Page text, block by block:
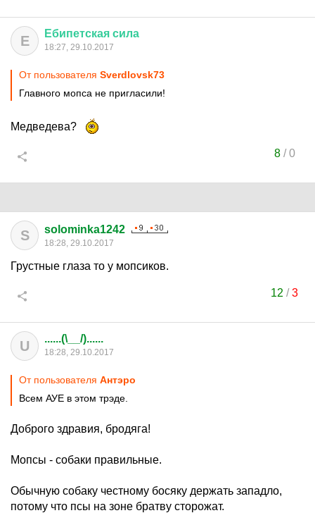
Е Ебипетская сила
18:27, 29.10.2017
От пользователя Sverdlovsk73
Главного мопса не пригласили!
Медведева?
8/0
S solominka1242
18:28, 29.10.2017
Грустные глаза то у мопсиков.
12 /3
U ......(\__/)......
18:28, 29.10.2017
От пользователя Антэро
Всем АУЕ в этом трэде.
Доброго здравия, бродяга!
Мопсы - собаки правильные.
Обычную собаку честному босяку держать западло,
потому что псы на зоне братву сторожат.